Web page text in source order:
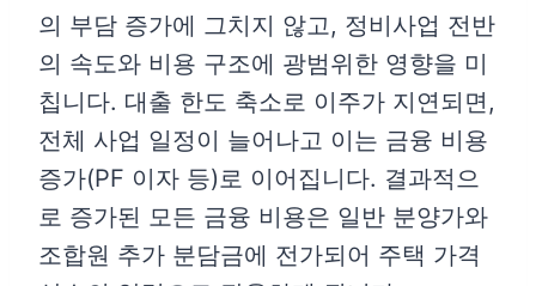
의 부담 증가에 그치지 않고, 정비사업 전반
의 속도와 비용 구조에 광범위한 영향을 미
칩니다. 대출 한도 축소로 이주가 지연되면,
전체 사업 일정이 늘어나고 이는 금융 비용
증가(PF 이자 등)로 이어집니다. 결과적으
로 증가된 모든 금융 비용은 일반 분양가와
조합원 추가 분담금에 전가되어 주택 가격